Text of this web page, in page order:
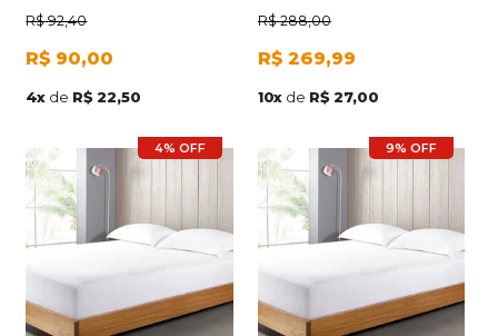
R$ 92,40
R$ 90,00
4x de R$ 22,50
R$ 288,00
R$ 269,99
10x de R$ 27,00
4% OFF 9% OFF